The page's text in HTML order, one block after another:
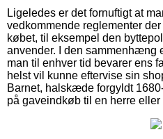
Ligeledes er det fornuftigt at
vedkommende reglementer
købet, til eksempel den
anvender. I den sammenhæng
man til enhver tid bevarer ens
helst vil kunne eftervise sin
Barnet, halskæde forgyldt
på gaveindkøb til en herre eller